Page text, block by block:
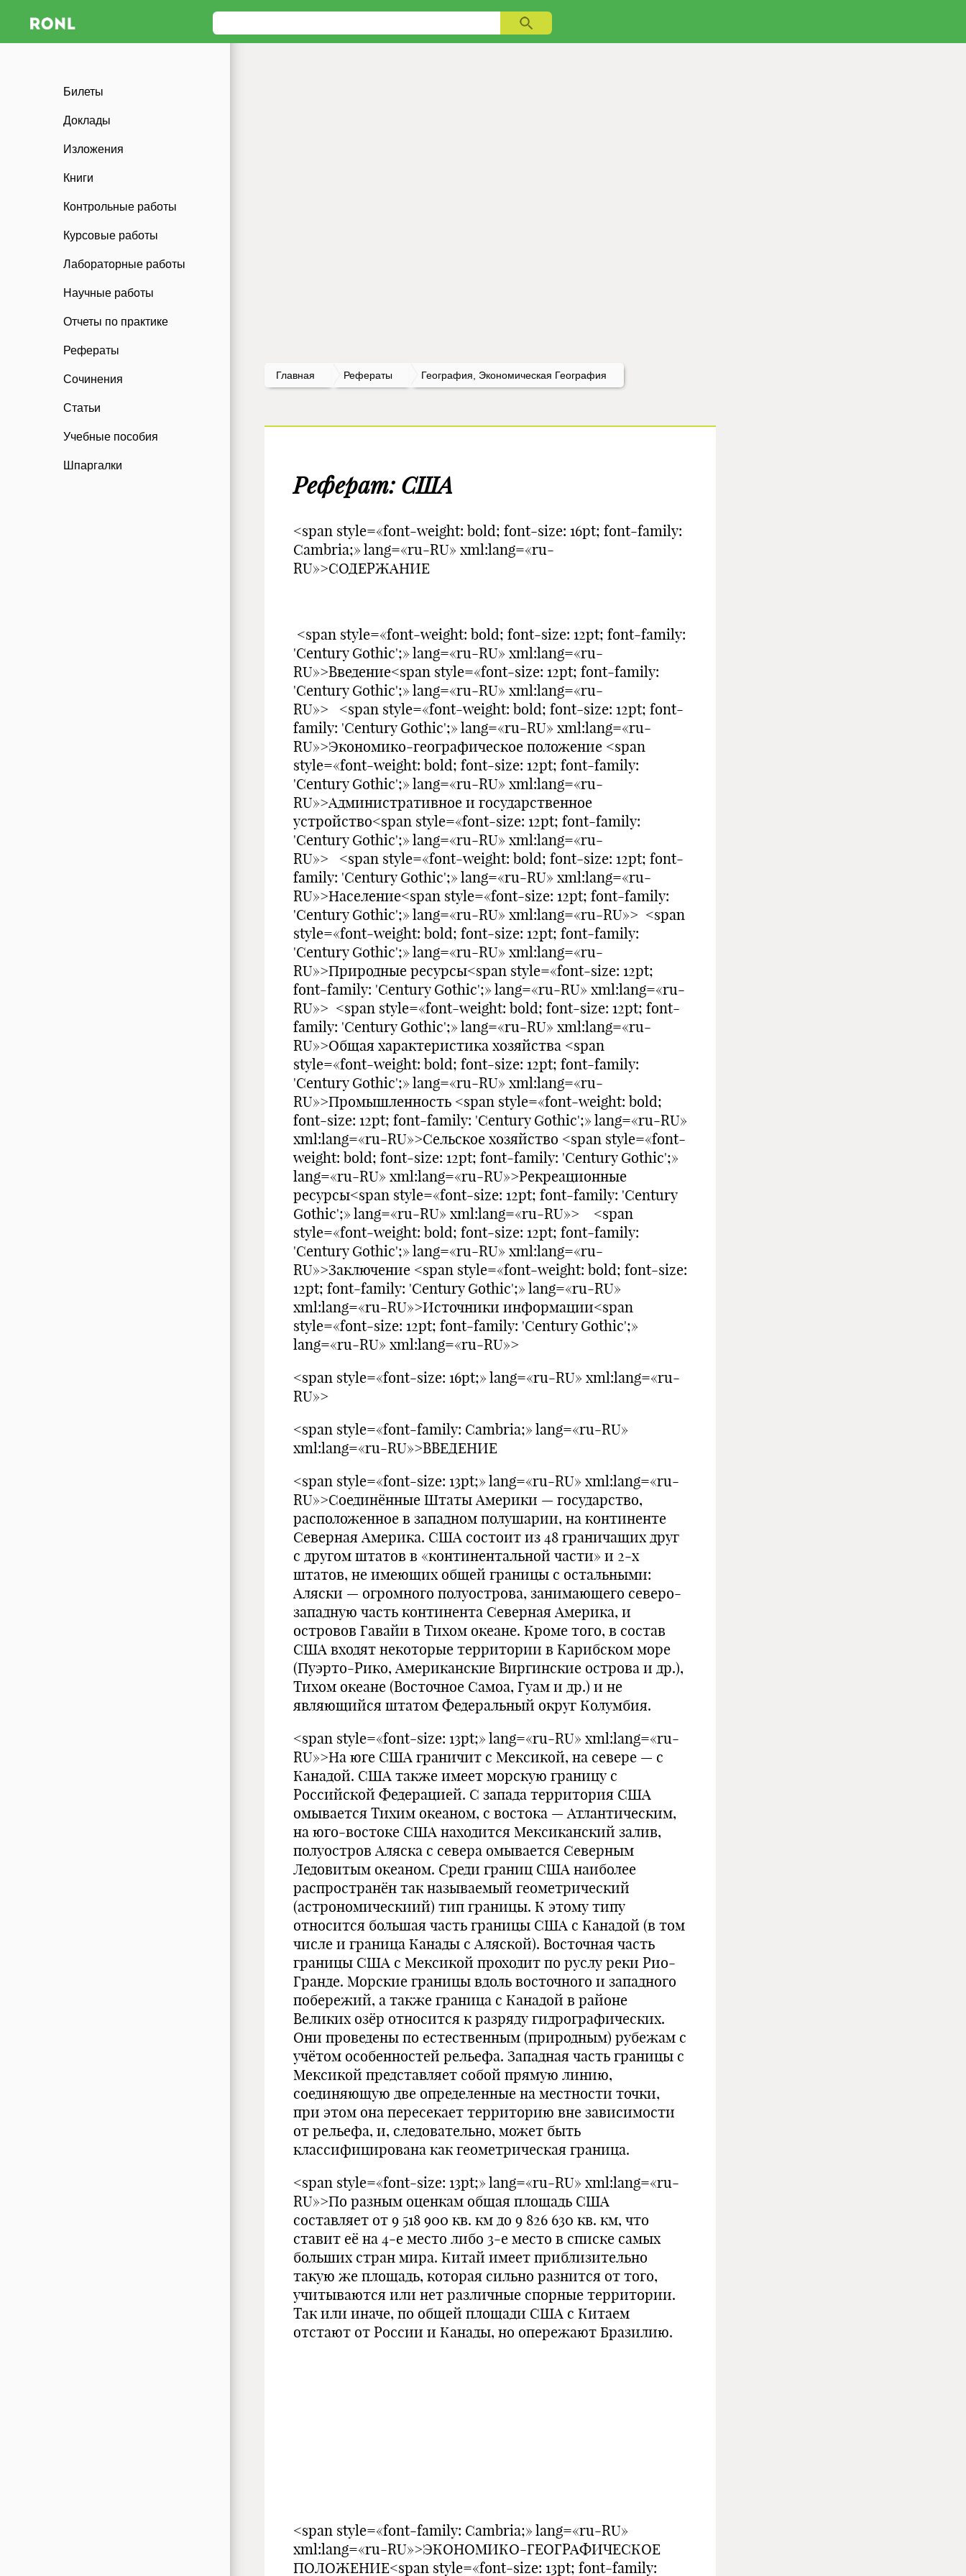
Билеты
Доклады
Изложения
Книги
Контрольные работы
Курсовые работы
Лабораторные работы
Научные работы
Отчеты по практике
Рефераты
Сочинения
Статьи
Учебные пособия
Шпаргалки
Главная Рефераты География, Экономическая География
Реферат: США
<span style=«font-weight: bold; font-size: 16pt; font-family:
Cambria;» lang=«ru-RU» xml:lang=«ru-
RU»>СОДЕРЖАНИЕ
<span style=«font-weight: bold; font-size: 12pt; font-family:
'Century Gothic';» lang=«ru-RU» xml:lang=«ru-
RU»>Введение<span style=«font-size: 12pt; font-family:
'Century Gothic';» lang=«ru-RU» xml:lang=«ru-
RU»> <span style=«font-weight: bold; font-size: 12pt; font-
family: 'Century Gothic';» lang=«ru-RU» xml:lang=«ru-
RU»>Экономико-географическое положение <span
style=«font-weight: bold; font-size: 12pt; font-family:
'Century Gothic';» lang=«ru-RU» xml:lang=«ru-
RU»>Административное и государственное
устройство<span style=«font-size: 12pt; font-family:
'Century Gothic';» lang=«ru-RU» xml:lang=«ru-
RU»> <span style=«font-weight: bold; font-size: 12pt; font-
family: 'Century Gothic';» lang=«ru-RU» xml:lang=«ru-
RU»>Население<span style=«font-size: 12pt; font-family:
'Century Gothic';» lang=«ru-RU» xml:lang=«ru-RU»> <span
style=«font-weight: bold; font-size: 12pt; font-family:
'Century Gothic';» lang=«ru-RU» xml:lang=«ru-
RU»>Природные ресурсы<span style=«font-size: 12pt;
font-family: 'Century Gothic';» lang=«ru-RU» xml:lang=«ru-
RU»> <span style=«font-weight: bold; font-size: 12pt; font-
family: 'Century Gothic';» lang=«ru-RU» xml:lang=«ru-
RU»>Общая характеристика хозяйства <span
style=«font-weight: bold; font-size: 12pt; font-family:
'Century Gothic';» lang=«ru-RU» xml:lang=«ru-
RU»>Промышленность <span style=«font-weight: bold;
font-size: 12pt; font-family: 'Century Gothic';» lang=«ru-RU»
xml:lang=«ru-RU»>Сельское хозяйство <span style=«font-
weight: bold; font-size: 12pt; font-family: 'Century Gothic';»
lang=«ru-RU» xml:lang=«ru-RU»>Рекреационные
ресурсы<span style=«font-size: 12pt; font-family: 'Century
Gothic';» lang=«ru-RU» xml:lang=«ru-RU»> <span
style=«font-weight: bold; font-size: 12pt; font-family:
'Century Gothic';» lang=«ru-RU» xml:lang=«ru-
RU»>Заключение <span style=«font-weight: bold; font-size:
12pt; font-family: 'Century Gothic';» lang=«ru-RU»
xml:lang=«ru-RU»>Источники информации<span
style=«font-size: 12pt; font-family: 'Century Gothic';»
lang=«ru-RU» xml:lang=«ru-RU»>
<span style=«font-size: 16pt;» lang=«ru-RU» xml:lang=«ru-
RU»>
<span style=«font-family: Cambria;» lang=«ru-RU»
xml:lang=«ru-RU»>ВВЕДЕНИЕ
<span style=«font-size: 13pt;» lang=«ru-RU» xml:lang=«ru-
RU»>Соединённые Штаты Америки — государство,
расположенное в западном полушарии, на континенте
Северная Америка. США состоит из 48 граничащих друг
с другом штатов в «континентальной части» и 2-х
штатов, не имеющих общей границы с остальными:
Аляски — огромного полуострова, занимающего северо-
западную часть континента Северная Америка, и
островов Гавайи в Тихом океане. Кроме того, в состав
США входят некоторые территории в Карибском море
(Пуэрто-Рико, Американские Виргинские острова и др.),
Тихом океане (Восточное Самоа, Гуам и др.) и не
являющийся штатом Федеральный округ Колумбия.
<span style=«font-size: 13pt;» lang=«ru-RU» xml:lang=«ru-
RU»>На юге США граничит с Мексикой, на севере — с
Канадой. США также имеет морскую границу с
Российской Федерацией. С запада территория США
омывается Тихим океаном, с востока — Атлантическим,
на юго-востоке США находится Мексиканский залив,
полуостров Аляска с севера омывается Северным
Ледовитым океаном. Среди границ США наиболее
распространён так называемый геометрический
(астрономическиий) тип границы. К этому типу
относится большая часть границы США с Канадой (в том
числе и граница Канады с Аляской). Восточная часть
границы США с Мексикой проходит по руслу реки Рио-
Гранде. Морские границы вдоль восточного и западного
побережий, а также граница с Канадой в районе
Великих озёр относится к разряду гидрографических.
Они проведены по естественным (природным) рубежам с
учётом особенностей рельефа. Западная часть границы с
Мексикой представляет собой прямую линию,
соединяющую две определенные на местности точки,
при этом она пересекает территорию вне зависимости
от рельефа, и, следовательно, может быть
классифицирована как геометрическая граница.
<span style=«font-size: 13pt;» lang=«ru-RU» xml:lang=«ru-
RU»>По разным оценкам общая площадь США
составляет от 9 518 900 кв. км до 9 826 630 кв. км, что
ставит её на 4-е место либо 3-е место в списке самых
больших стран мира. Китай имеет приблизительно
такую же площадь, которая сильно разнится от того,
учитываются или нет различные спорные территории.
Так или иначе, по общей площади США с Китаем
отстают от России и Канады, но опережают Бразилию.
<span style=«font-family: Cambria;» lang=«ru-RU»
xml:lang=«ru-RU»>ЭКОНОМИКО-ГЕОГРАФИЧЕСКОЕ
ПОЛОЖЕНИЕ<span style=«font-size: 13pt; font-family: